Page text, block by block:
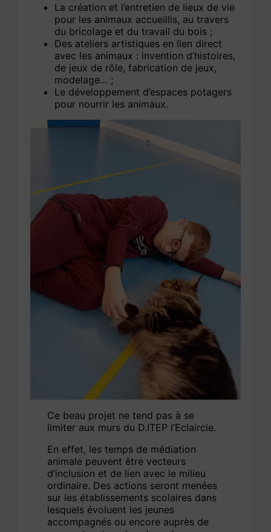
La création et l’entretien de lieux de vie
pour les animaux accueillis, au travers
du bricolage et du travail du bois ;
Des ateliers artistiques en lien direct
avec les animaux : invention d’histoires,
de jeux de rôle, fabrication de jeux,
modelage… ;
Le développement d’espaces potagers
pour nourrir les animaux.
Ce beau projet ne tend pas à se
limiter aux murs du D.ITEP l’Eclaircie.
En effet, les temps de médiation
animale peuvent être vecteurs
d’inclusion et de lien avec le milieu
ordinaire. Des actions seront menées
sur les établissements scolaires dans
lesquels évoluent les jeunes
accompagnés ou encore auprès de